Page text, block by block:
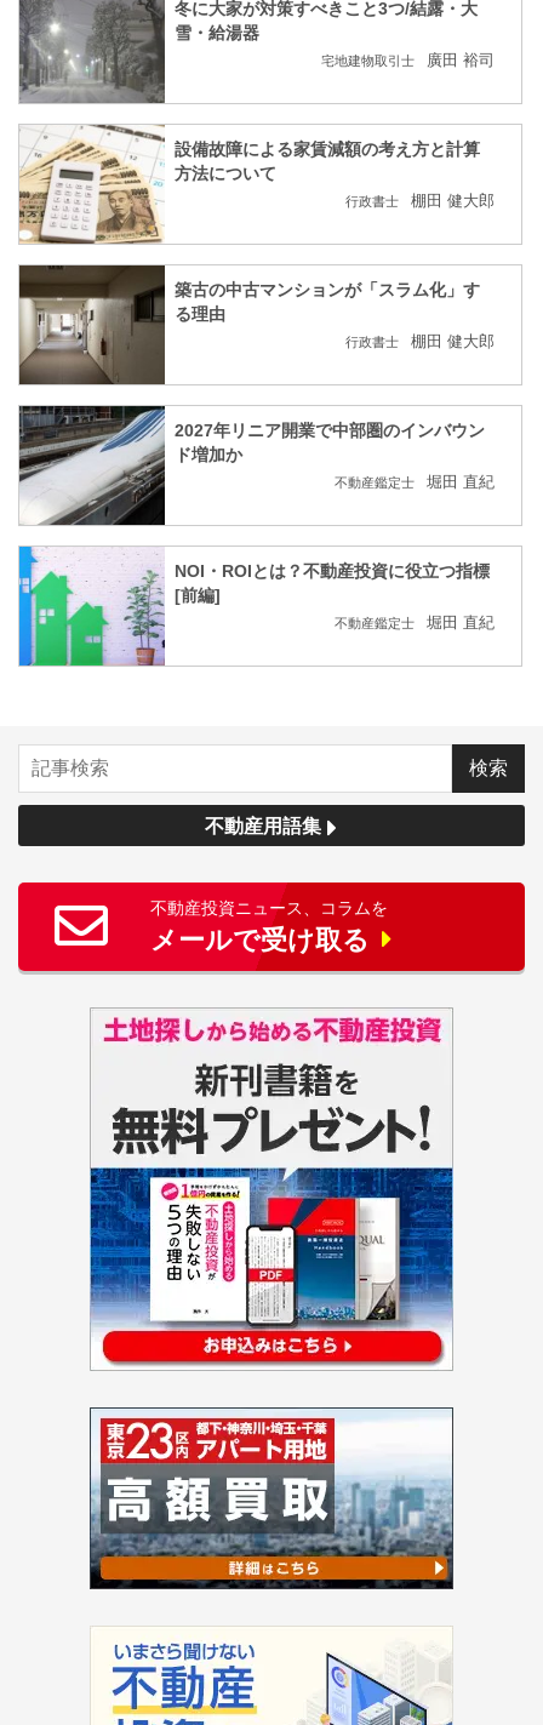
冬に大家が対策すべきこと3つ/結露・大
雪・給湯器
宅地建物取引士 廣田 裕司
設備故障による家賃減額の考え方と計算
方法について
行政書士 棚田 健大郎
築古の中古マンションが「スラム化」す
る理由
行政書士 棚田 健大郎
2027年リニア開業で中部圏のインバウン
ド増加か
不動産鑑定士 堀田 直紀
NOI・ROIとは？不動産投資に役立つ指標
[前編]
不動産鑑定士 堀田 直紀
不動産用語集
不動産投資ニュース、コラムを
メールで受け取る